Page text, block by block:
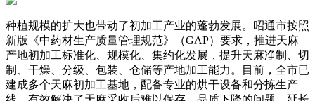
种植规模的扩大也带动了初加工产业的蓬勃发展。昭通市按照
新版《中药材生产质量管理规范》（GAP）要求，推进天麻
产地初加工标准化、规模化、集约化发展，提升天麻净制、切
制、干燥、分级、包装、仓储等产地加工能力。目前，全市已
建成多个天麻初加工基地，配备专业的烘干设备和分拣生产